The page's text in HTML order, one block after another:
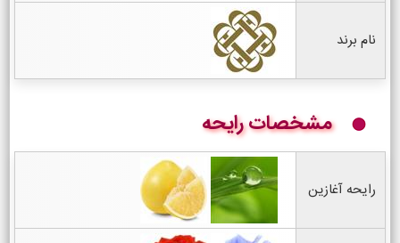
نام برند
مشخصات رایحه
رایحه آغازین